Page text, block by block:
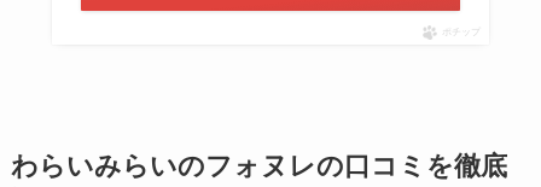
ポチップ
わらいみらいのフォヌレの口コミを徹底